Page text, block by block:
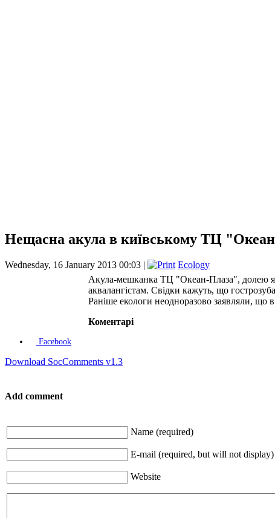
Нещасна акула в київському ТЦ
Wednesday, 16 January 2013 00:03 |
Ecology
Акула-мешканка ТЦ "Океан-Плаза", долею
аквалангістам. Свідки кажуть, що
Раніше екологи неодноразово заявляли, що
Коментарі
Facebook
Download SocComments v1.3
Add comment
Name (required)
E-mail (required, but will not display)
Website